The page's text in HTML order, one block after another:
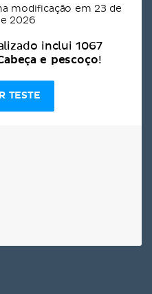
modificação em 23 de
2026
inclui 1067
e pescoço!
TESTE